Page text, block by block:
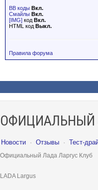
BB коды Вкл.
Смайлы Вкл.
[IMG] код Вкл.
HTML код Выкл.
Правила форума
ОФИЦИАЛЬНЫЙ
Новости · Отзывы · Тест-
Официальный Лада Ларгус Клуб
LADA Largus